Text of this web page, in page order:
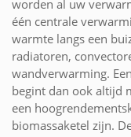
worden al uw
één centrale
warmte langs een
radiatoren,
wandverwarming.
begint dan ook altijd
een
biomassaketel zijn.